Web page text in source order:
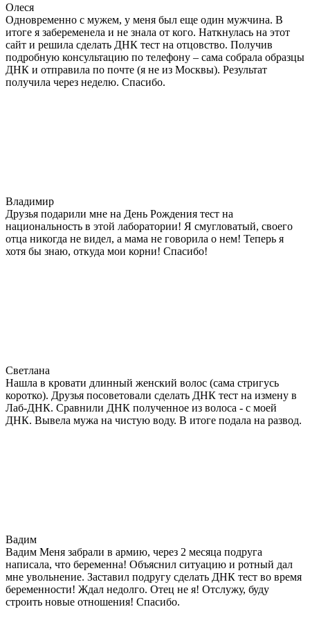
Олеся
Одновременно с мужем, у меня был еще один мужчина. В
итоге я забеременела и не знала от кого. Наткнулась на этот
сайт и решила сделать ДНК тест на отцовство. Получив
подробную консультацию по телефону – сама собрала образцы
ДНК и отправила по почте (я не из Москвы). Результат
получила через неделю. Спасибо.
Владимир
Друзья подарили мне на День Рождения тест на
национальность в этой лаборатории! Я смугловатый, своего
отца никогда не видел, а мама не говорила о нем! Теперь я
хотя бы знаю, откуда мои корни! Спасибо!
Светлана
Нашла в кровати длинный женский волос (сама стригусь
коротко). Друзья посоветовали сделать ДНК тест на измену в
Лаб-ДНК. Сравнили ДНК полученное из волоса - с моей
ДНК. Вывела мужа на чистую воду. В итоге подала на развод.
Вадим
Вадим Меня забрали в армию, через 2 месяца подруга
написала, что беременна! Объяснил ситуацию и ротный дал
мне увольнение. Заставил подругу сделать ДНК тест во время
беременности! Ждал недолго. Отец не я! Отслужу, буду
строить новые отношения! Спасибо.